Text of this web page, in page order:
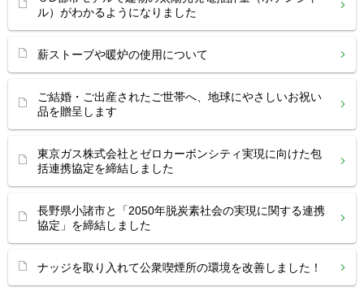
ル）がわかるようになりました
薪ストーブや暖炉の使用について
ご結婚・ご出産されたご世帯へ、地球にやさしいお祝い
品を贈呈します
東京ガス株式会社とゼロカーボンシティ実現に向けた包
括連携協定を締結しました
長野県小諸市と「2050年脱炭素社会の実現に関する連携
協定」を締結しました
ナッジを取り入れて公衆喫煙所の環境を改善しました！